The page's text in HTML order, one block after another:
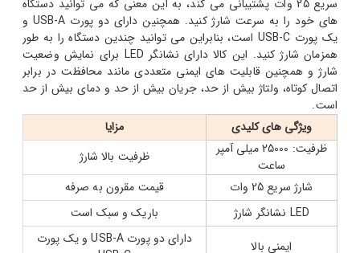
سریع 25 وات پشتیبانی می کند، به این معنی که می توانید دستگاه
های خود را به سرعت شارژ کنید. همچنین دارای دو پورت USB-A و
یک پورت USB-C است، بنابراین می توانید چندین دستگاه را به طور
همزمان شارژ کنید. این کالا دارای نشانگر LED برای نمایش وضعیت
شارژ و همچنین قابلیت های ایمنی متعددی مانند محافظت در برابر
اتصال کوتاه، ولتاژ بیش از حد، جریان بیش از حد و دمای بیش از حد
است.
ویژگی های کلیدی
مزایا
ظرفیت: 25000 میلی آمپر
ساعت
ظرفیت بالا شارژ
شارژ سریع 25 وات
قیمت مقرون به صرفه
LED نشانگر شارژ
باریک و سبک است
ایمنی بالا
دارای دو پورت USB-A و یک پورت